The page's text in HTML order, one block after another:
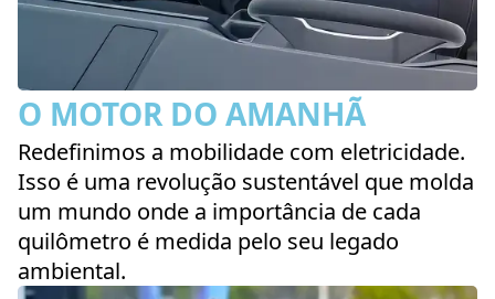
O MOTOR DO AMANHÃ
Redefinimos a mobilidade com eletricidade.
Isso é uma revolução sustentável que molda
um mundo onde a importância de cada
quilômetro é medida pelo seu legado
ambiental.